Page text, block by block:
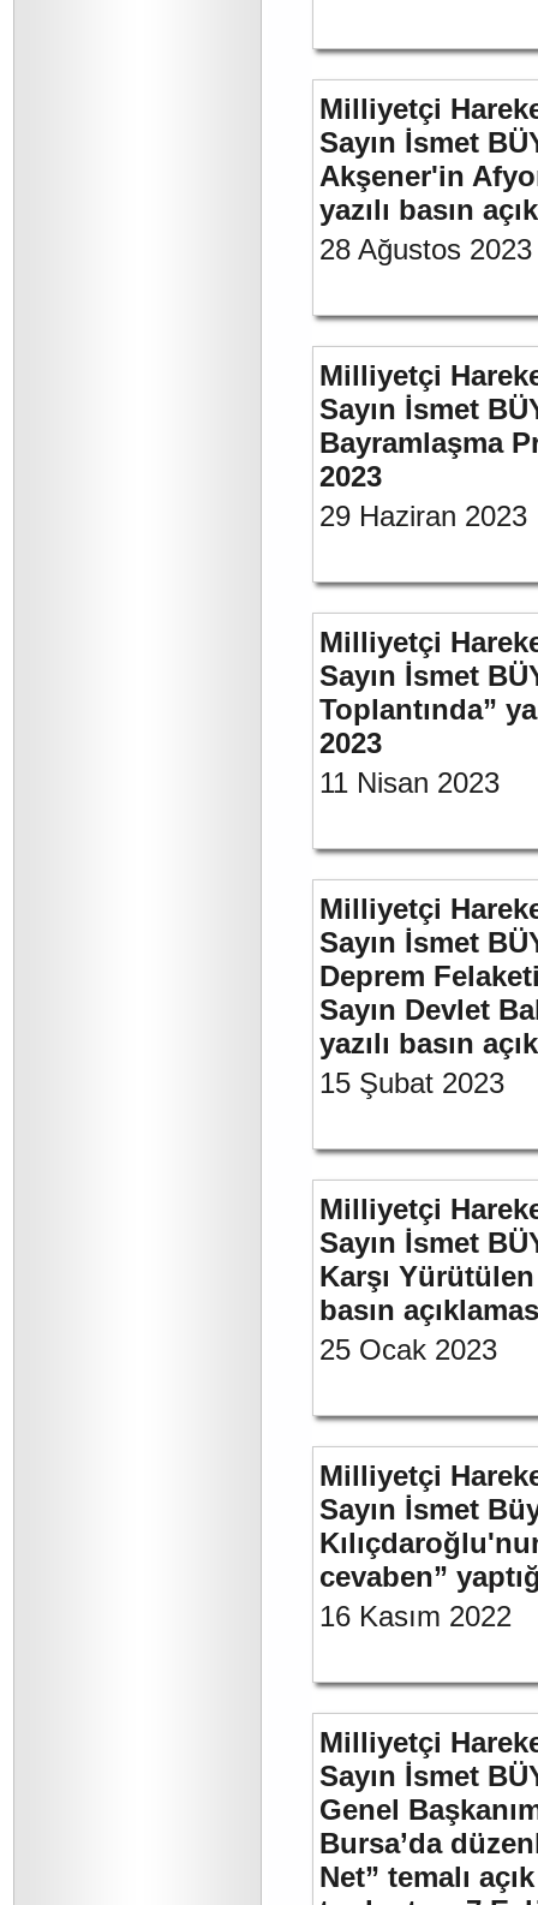
Milliyetçi
Sayın İsmet
Akşener'in
yazılı basın
28 Ağustos 2023
Milliyetçi
Sayın İsmet
Bayramlaşma
2023
29 Haziran 2023
Milliyetçi
Sayın İsmet
Toplantında”
2023
11 Nisan 2023
Milliyetçi
Sayın İsmet
Deprem
Sayın Devlet
yazılı basın
15 Şubat 2023
Milliyetçi
Sayın İsmet
Karşı Yürütülen
basın
25 Ocak 2023
Milliyetçi
Sayın İsmet
cevaben”
16 Kasım 2022
Milliyetçi
Sayın İsmet
Genel
Bursa’da
Net” temalı